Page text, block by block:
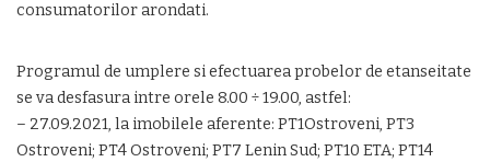
consumatorilor arondati.
Programul de umplere si efectuarea probelor de etanseitate
se va desfasura intre orele 8.00 ÷ 19.00, astfel:
– 27.09.2021, la imobilele aferente: PT1Ostroveni, PT3
Ostroveni; PT4 Ostroveni; PT7 Lenin Sud; PT10 ETA; PT14